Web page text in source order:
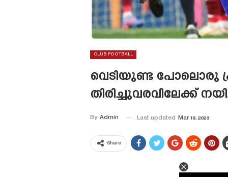
CLUB FOOTBALL
വെടിയുണ്ട പോലൊരു
തിരിച്ചുവരവിലേക്ക്
By Admin Last updated Mar 19, 2023
Share